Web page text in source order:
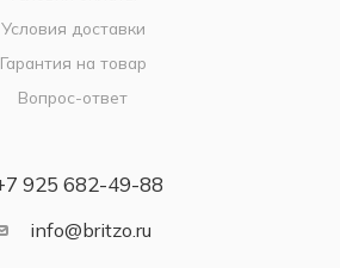
Условия доставки
Гарантия на товар
Вопрос-ответ
925 682-49-88
info@britzo.ru